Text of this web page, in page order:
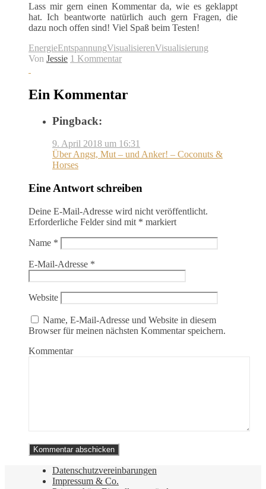
Lass mir gern einen Kommentar da, wie es geklappt
hat. Ich beantworte natürlich auch gern Fragen, die
dazu noch offen sind! Viel Spaß beim Testen!
EnergieEntspannungVisualisierenVisualisierung
Von Jessie 1 Kommentar
Ein Kommentar
Pingback:
9. April 2018 um 16:31
Über Angst, Mut – und Anker! – Coconuts &
Horses
Eine Antwort schreiben
Deine E-Mail-Adresse wird nicht veröffentlicht.
Erforderliche Felder sind mit * markiert
Name *
E-Mail-Adresse *
Website
Name, E-Mail-Adresse und Website in diesem
Browser für meinen nächsten Kommentar speichern.
Kommentar
Datenschutzvereinbarungen
Impressum & Co.